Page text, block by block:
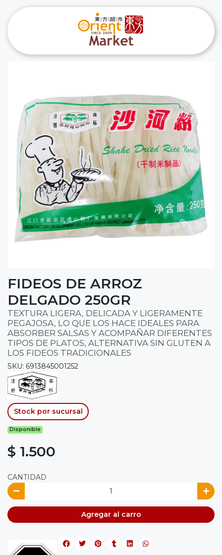
FIDEOS DE ARROZ
DELGADO 250GR
TEXTURA LIGERA, DELICADA Y LIGERAMENTE
PEGAJOSA, LO QUE LOS HACE IDEALES PARA
ABSORBER SALSAS Y ACOMPAÑAR DIFERENTES
TIPOS DE PLATOS, ALTERNATIVA SIN GLUTEN A
LOS FIDEOS TRADICIONALES
SKU: 6913845001252
Stock por sucursal
Disponible
$ 1.500
CANTIDAD
Agregar al carro